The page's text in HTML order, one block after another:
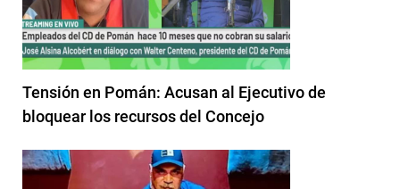
Tensión en Pomán: Acusan al Ejecutivo de
bloquear los recursos del Concejo